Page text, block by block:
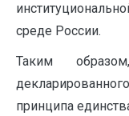
среде России.
Таким
принципа